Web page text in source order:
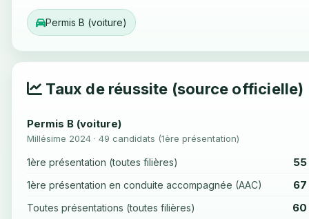
Permis B (voiture)
Taux de réussite (source officielle)
Permis B (voiture)
Millésime 2024 · 49 candidats (1ère présentation)
1ère présentation (toutes filières) 55
1ère présentation en conduite accompagnée (AAC) 67
Toutes présentations (toutes filières) 60